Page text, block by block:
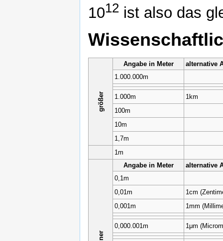
1012 ist also das
größer
Angabe in Meter
alternative
1.000.000m
1.000m
1km
100m
10m
1,7m
1m
Angabe in Meter
alternative
0,1m
0,01m
1cm
0,001m
1mm
0,000.001m 1μm